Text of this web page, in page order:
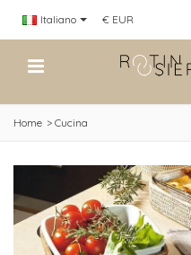
Italiano € EUR
Home > Cucina